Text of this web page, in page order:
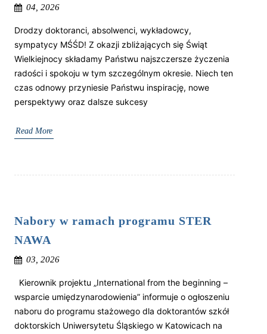
04, 2026
Drodzy doktoranci, absolwenci, wykładowcy,
sympatycy MŚŚD! Z okazji zbliżających się Świąt
Wielkiejnocy składamy Państwu najszczersze życzenia
radości i spokoju w tym szczególnym okresie. Niech ten
czas odnowy przyniesie Państwu inspirację, nowe
perspektywy oraz dalsze sukcesy
Read More
Nabory w ramach programu STER
NAWA
03, 2026
Kierownik projektu „International from the beginning –
wsparcie umiędzynarodowienia” informuje o ogłoszeniu
naboru do programu stażowego dla doktorantów szkół
doktorskich Uniwersytetu Śląskiego w Katowicach na